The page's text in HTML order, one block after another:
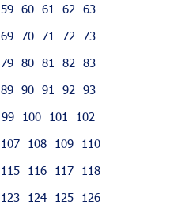
59 60 61 62
63
69 70 71 72
73
79 80 81 82
83
89 90 91 92
93
99 100 101
102
107 108 109
110
115 116 117
118
123 124 125
126